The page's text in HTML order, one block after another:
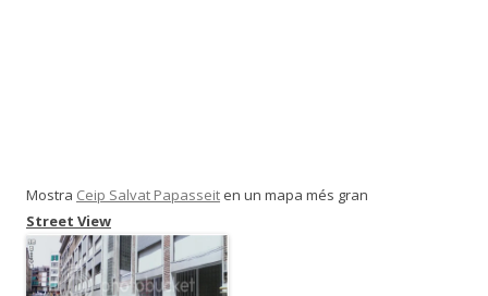
Mostra Ceip Salvat Papasseit en un mapa més gran
Street View